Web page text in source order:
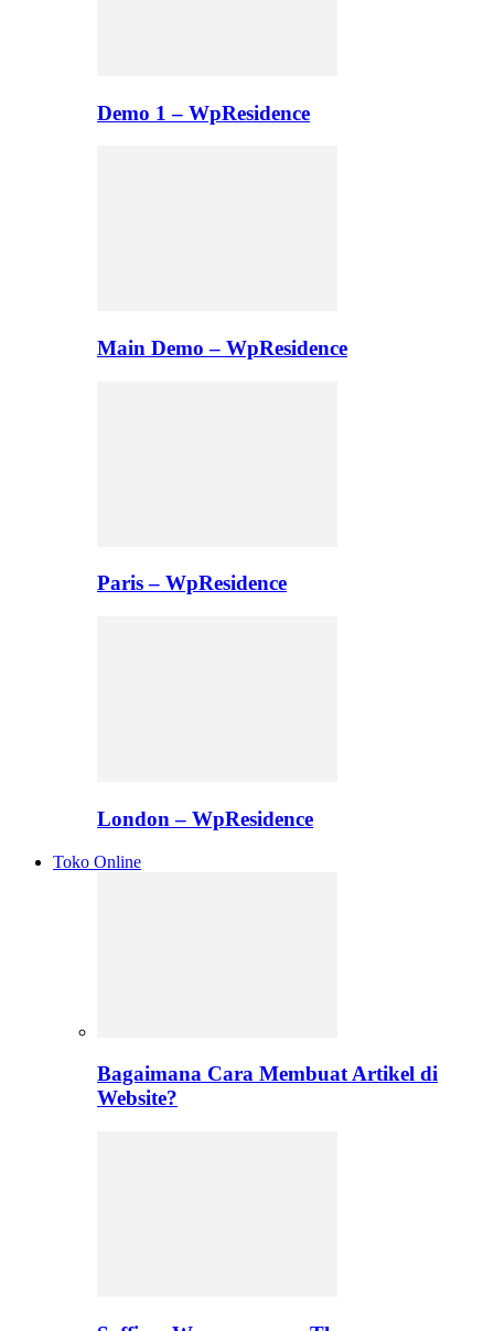
Demo 1 – WpResidence
Main Demo – WpResidence
Paris – WpResidence
London – WpResidence
Toko Online
Bagaimana Cara Membuat Artikel di
Website?